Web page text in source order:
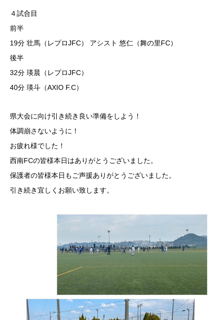
４試合目
前半
19分 壮馬（レプロJFC） アシスト 悠仁（舞の里FC）
後半
32分 瑛晨（レプロJFC）
40分 瑛斗（AXIO F.C）
県大会に向け引き続き良い準備をしよう！
体調崩さないように！
お疲れ様でした！
西南FCの皆様本日はありがとうございました。
保護者の皆様本日もご声援ありがとうございました。
引き続き宜しくお願い致します。